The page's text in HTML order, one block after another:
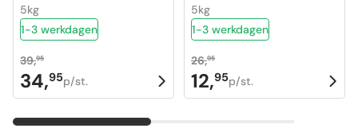
5kg
1-3 werkdagen
39,95
Oorspronkelijke
prijs
was:
34,95
Huidige
prijs
is:
p/st.
5kg
1-3 werkdagen
26,95
Oorspronkelijke
prijs
12,95
Huidige
prijs
p/st.